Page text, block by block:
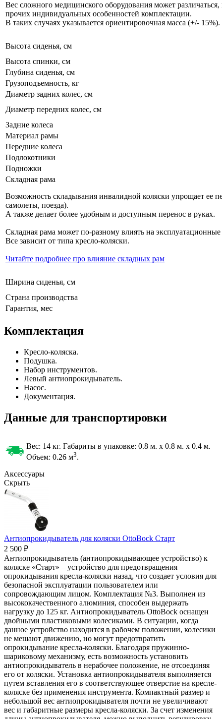
Вес сложного медицинского оборудования может
прочих индивидуальных особенностей комплектации.
В таких случаях указывается ориентировочная масса (+/- 15%).
Высота сиденья, см
Высота спинки, см
Глубина сиденья, см
Грузоподъемность, кг
Диаметр задних колес, см
Диаметр передних колес, см
Задние колеса
Материал рамы
Передние колеса
Подлокотники
Подножки
Складная рама
Возможность складывания инвалидной коляски упрощает ее
самолеты, поезда).
А также делает более удобным и доступным перенос в руках.
Складная рама может по-разному влиять на эксплуатационные
Все зависит от типа кресло-коляски.
Читайте подробнее про влияние складных рам
Ширина сиденья, см
Страна производства
Гарантия, мес
Комплектация
Кресло-коляска.
Подушка.
Набор инструментов.
Левый антиопрокидыватель.
Насос.
Документация.
Данные для транспортировки
Вес: 14 кг. Габариты в упаковке: 0.8 м. x 0.8 м. x 0.4 м.
Объем: 0.26 м3.
Аксессуары
Скрыть
Антиопрокидыватель для коляски OttoBock Старт
2 500 ₽
Антиопрокидыватель (антиопрокидывающее устройство) к
коляске «Старт» – устройство для предотвращения
опрокидывания кресла-коляски назад, что создает условия для
безопасной эксплуатации пользователем или
сопровождающим лицом. Комплектация №3. Выполнен из
высококачественного алюминия, способен выдержать
нагрузку до 125 кг. Антиопрокидыватель OttoBock оснащен
двойными пластиковыми колесиками. В ситуации, когда
данное устройство находится в рабочем положении, колесики
не мешают движению, но могут предотвратить
опрокидывание кресла-коляски. Благодаря пружинно-
шариковому механизму, есть возможность установить
антиопрокидыватель в нерабочее положение, не отсоединяя
его от коляски. Установка антиопрокидывателя выполняется
путем вставления его в соответствующее отверстие на кресле-
коляске без применения инструмента. Компактный размер и
небольшой вес антиопрокидывателя почти не увеличивают
вес и габаритные размеры кресла-коляски. За счет изменения